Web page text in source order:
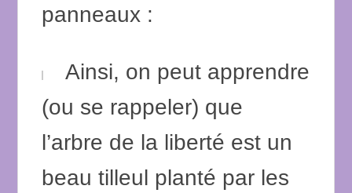
panneaux :
Ainsi, on peut apprendre
(ou se rappeler) que
l’arbre de la liberté est un
beau tilleul planté par les